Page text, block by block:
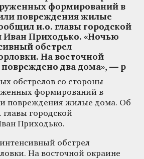
формирований в
повреждения жилые
и.о. главы городской
Иван Приходько. «Ночью
обстрел
На восточной
повреждено два дома», — р
обстрелов со стороны
формирований в
повреждения жилые дома. Об
городской
Приходько.
обстрел
На восточной окраине